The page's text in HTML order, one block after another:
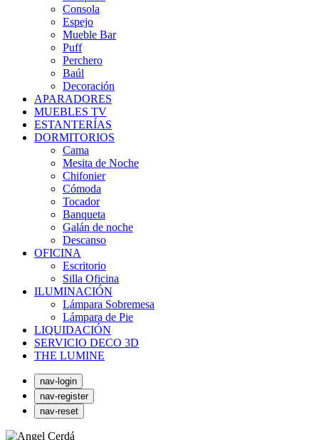
Consola
Espejo
Mueble Bar
Puff
Perchero
Baúl
Decoración
APARADORES
MUEBLES TV
ESTANTERÍAS
DORMITORIOS
Cama
Mesita de Noche
Chifonier
Cómoda
Tocador
Banqueta
Galán de noche
Descanso
OFICINA
Escritorio
Silla Oficina
ILUMINACIÓN
Lámpara Sobremesa
Lámpara de Pie
LIQUIDACIÓN
SERVICIO DECO 3D
THE LUMINE
nav-login
nav-register
nav-reset